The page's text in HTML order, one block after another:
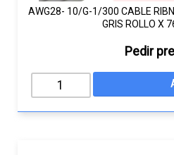
AWG28- 10/G-1/300 CABLE
GRIS ROLLO X
Pedir